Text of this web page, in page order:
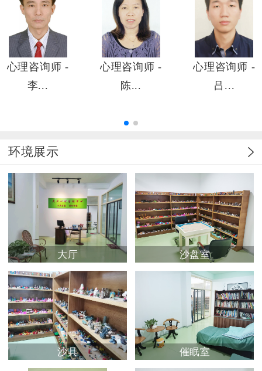
心理咨询师 -
陈...
心理咨询师 -
吕...
心理咨询师 -
张...
环境展示
大厅 沙盘室
沙具 催眠室